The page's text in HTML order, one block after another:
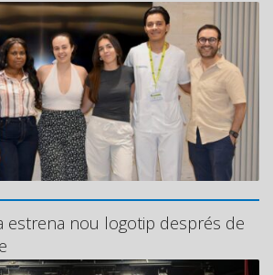
estrena nou logotip després de